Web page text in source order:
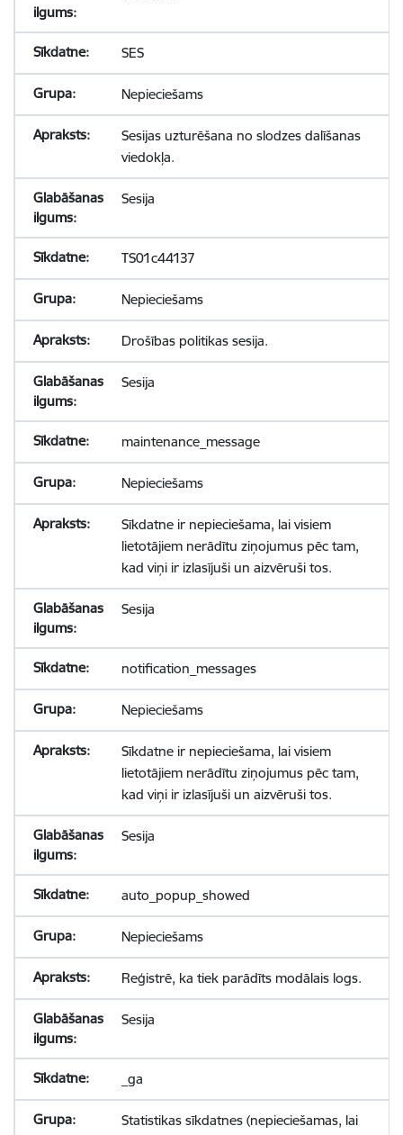
SES
Nepieciešams
Sesijas uzturēšana no slodzes dalīšanas
viedokļa.
Sesija
TS01c44137
Nepieciešams
Drošības politikas sesija.
Sesija
maintenance_message
Nepieciešams
Sīkdatne ir nepieciešama, lai visiem
lietotājiem nerādītu ziņojumus pēc tam,
kad viņi ir izlasījuši un aizvēruši tos.
Sesija
notification_messages
Nepieciešams
Sīkdatne ir nepieciešama, lai visiem
lietotājiem nerādītu ziņojumus pēc tam,
kad viņi ir izlasījuši un aizvēruši tos.
Sesija
auto_popup_showed
Nepieciešams
Reģistrē, ka tiek parādīts modālais logs.
Sesija
_ga
Statistikas sīkdatnes (nepieciešamas, lai